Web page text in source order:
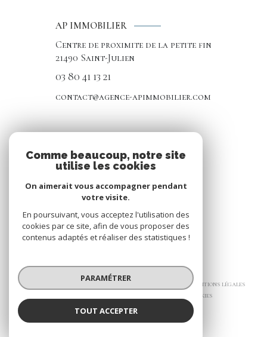
AP IMMOBILIER
Centre de proximite de la petite fin
21490 Saint-Julien
03 80 41 13 21
contact@agence-apimmobilier.com
Nous suivre
© 2026 | Tous droits réservés
Nos honoraires
Nos partenaires
Mentions légales
Cookies
Comme beaucoup, notre site
utilise les cookies
On aimerait vous accompagner pendant
votre visite.
En poursuivant, vous acceptez l'utilisation des
cookies par ce site, afin de vous proposer des
contenus adaptés et réaliser des statistiques !
PARAMÉTRER
TOUT ACCEPTER